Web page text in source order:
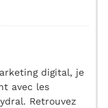
digital, je
avec les
Retrouvez